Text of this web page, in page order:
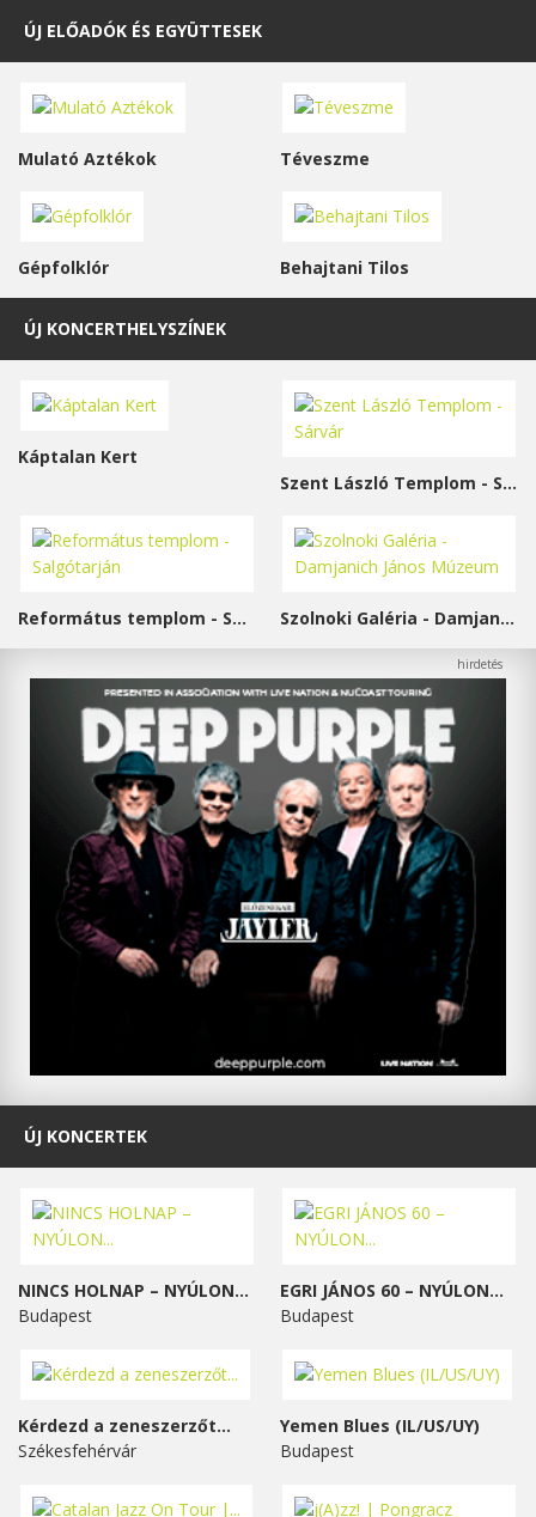
ÚJ ELŐADÓK ÉS EGYÜTTESEK
Mulató Aztékok Téveszme
Gépfolklór Behajtani Tilos
ÚJ KONCERTHELYSZÍNEK
Káptalan Kert
Szent László Templom - Sárvár
Református templom - Salgótarján Szolnoki Galéria - Damjanich János Múzeum
ÚJ KONCERTEK
NINCS HOLNAP – NYÚLON...
Budapest
EGRI JÁNOS 60 – NYÚLON...
Budapest
Kérdezd a zeneszerzőt...
Székesfehérvár
Yemen Blues (IL/US/UY)
Budapest